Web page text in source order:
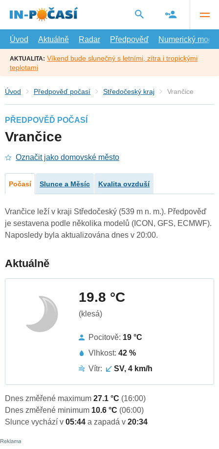
hlavní
Úvod
Aktuálně Radar Předpověď Numerický model
AKTUALITA: Víkend bude slunečný s letními, zítra i tropickými
teplotami
Úvod Předpověď počasí Středočeský kraj Vrančice
PŘEDPOVĚĎ POČASÍ
Vrančice
Označit jako domovské město
Počasí Slunce a Měsíc Kvalita ovzduší
Vrančice leží v kraji Středočeský (539 m n. m.). Předpověď
je sestavena podle několika modelů (ICON, GFS, ECMWF).
Naposledy byla aktualizována dnes v 20:00.
Aktuálně
19.8 °C
(klesá)
Pocitově: 19 °C
Vlhkost: 42 %
Vítr:
SV, 4 km/h
Dnes změřené maximum 27.1 °C (16:00)
Dnes změřené minimum 10.6 °C (06:00)
Slunce vychází v 05:44 a zapadá v 20:34